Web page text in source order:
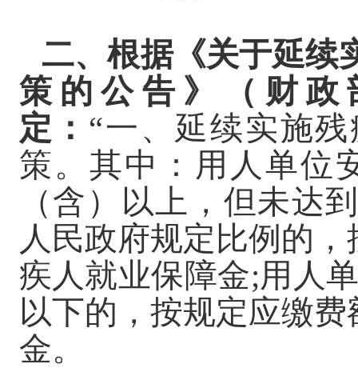
二、根据《关于延续
策的公告》（财政
定： “一、延续实施
策。其中：用人单位
（含）以上，但未达
人民政府规定比例的
疾人就业保障金;用人
以下的，按规定应缴
金。